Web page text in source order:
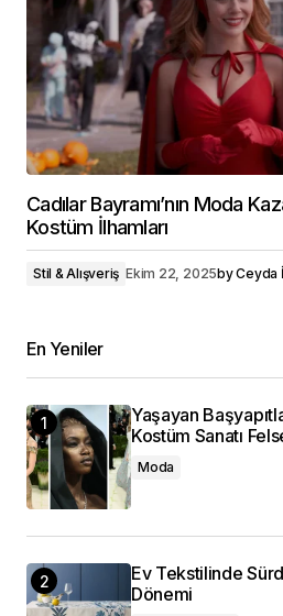
Cadılar Bayramı’nın Moda
Kostüm İlhamları
Stil & Alışveriş Ekim 22, 2025byCeyda
En Yeniler
Yaşayan
Kostüm Sanatı
Moda
Ev Tekstilinde
Dönemi